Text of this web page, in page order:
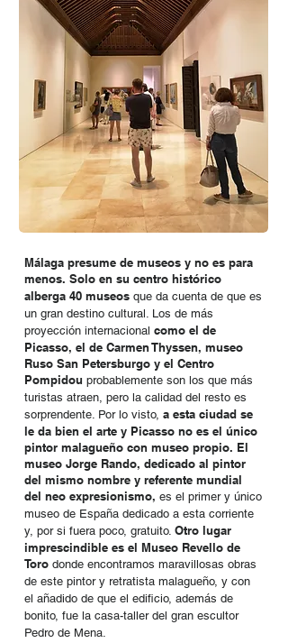
Málaga presume de museos y no es para
menos. Solo en su centro histórico
alberga 40 museos que da cuenta de que es
un gran destino cultural. Los de más
proyección internacional como el de
Picasso, el de Carmen Thyssen, museo
Ruso San Petersburgo y el Centro
Pompidou probablemente son los que más
turistas atraen, pero la calidad del resto es
sorprendente. Por lo visto, a esta ciudad se
le da bien el arte y Picasso no es el único
pintor malagueño con museo propio. El
museo Jorge Rando, dedicado al pintor
del mismo nombre y referente mundial
del neo expresionismo, es el primer y único
museo de España dedicado a esta corriente
y, por si fuera poco, gratuito. Otro lugar
imprescindible es el Museo Revello de
Toro donde encontramos maravillosas obras
de este pintor y retratista malagueño, y con
el añadido de que el edificio, además de
bonito, fue la casa-taller del gran escultor
Pedro de Mena.